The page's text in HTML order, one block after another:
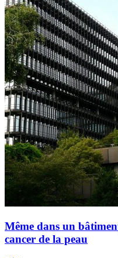
Même dans un
cancer de la peau